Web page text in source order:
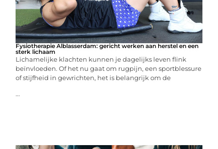
Fysiotherapie Alblasserdam: gericht werken aan herstel en een
sterk lichaam
Lichamelijke klachten kunnen je dagelijks leven flink
beïnvloeden. Of het nu gaat om rugpijn, een sportblessure
of stijfheid in gewrichten, het is belangrijk om de
...